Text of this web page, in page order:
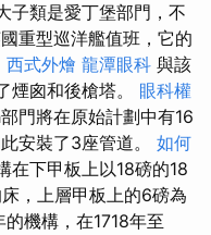
子類是愛丁堡部門，不
重型巡洋艦值班，它的
西式外燴 龍潭眼科 與該
煙囪和後槍塔。 眼科權
門將在原始計劃中有16
安裝了3座管道。 如何
在下甲板上以18磅的18
，上層甲板上的6磅為
的機構，在1718年至